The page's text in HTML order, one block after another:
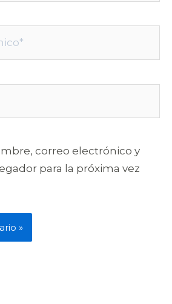
correo electrónico y
para la próxima vez